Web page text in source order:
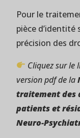
Pour le
pièce d’identité
précision des
Cliquez sur le
version pdf de la
traitement des
patients et
Neuro-